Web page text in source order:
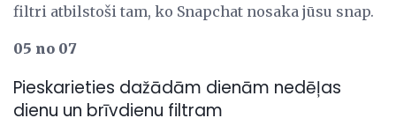
filtri atbilstoši tam, ko Snapchat nosaka jūsu snap.
05 no 07
Pieskarieties dažādām dienām nedēļas
dienu un brīvdienu filtram